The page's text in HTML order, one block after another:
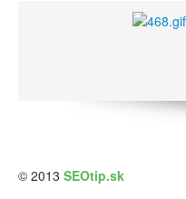
© 2013 SEOtip.sk